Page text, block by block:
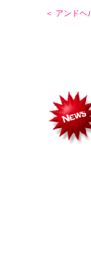
＜ アンドヘ